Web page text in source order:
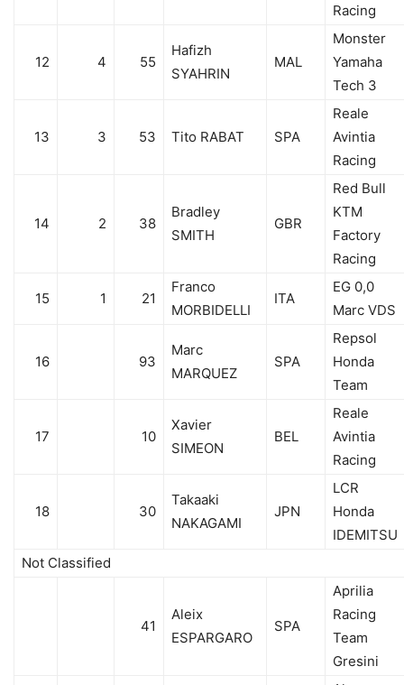
Racing
12 4 55
Hafizh
SYAHRIN
MAL
Monster
Yamaha
Tech 3
13 3 53 Tito RABAT SPA
Reale
Avintia
Racing
14 2 38
Bradley
SMITH
GBR
Red Bull
KTM
Factory
Racing
15 1 21
Franco
MORBIDELLI
ITA
EG 0,0
Marc VDS
16 93
Marc
MARQUEZ
SPA
Repsol
Honda
Team
17 10
Xavier
SIMEON
BEL
Reale
Avintia
Racing
18 30
Takaaki
NAKAGAMI
JPN
LCR
Honda
IDEMITSU
Not Classified
41
Aleix
ESPARGARO
SPA
Aprilia
Racing
Team
Gresini